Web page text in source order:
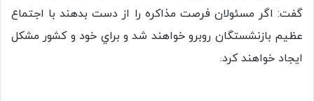
گفت: اگر مسئولان فرصت مذاكره را از دست بدهند با اجتماع
عظيم بازنشستگان روبرو خواهند شد و براي خود و كشور مشكل
ايجاد خواهند كرد.